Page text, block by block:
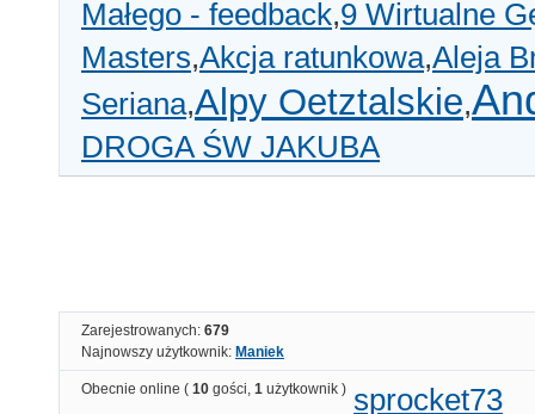
Małego - feedback,9 Wirtualne
Masters,Akcja ratunkowa,Aleja
Seriana,Alpy Oetztalskie,
DROGA ŚW JAKUBA
Zarejestrowanych: 679
Najnowszy użytkownik: Maniek
Obecnie online ( 10 gości, 1 użytkownik ) sprocket73